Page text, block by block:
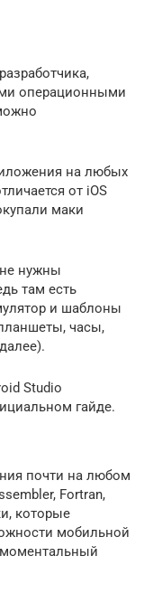
операционными
на любых
от iOS
маки
нужны
там есть
и шаблоны
часы,
Studio
гайде.
почти на любом
Fortran,
которые
мобильной